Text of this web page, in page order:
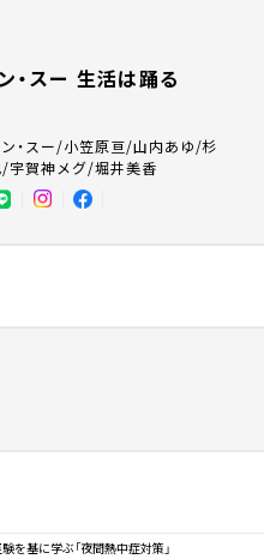
・スー 生活は踊る
・スー/小笠原亘/山内あゆ/杉
宇賀神メグ/堀井美香
を基に学ぶ「夜間熱中症対策」